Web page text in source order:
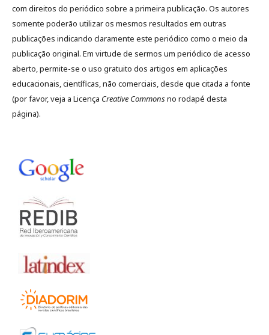
com direitos do periódico sobre a primeira publicação. Os autores
somente poderão utilizar os mesmos resultados em outras
publicações indicando claramente este periódico como o meio da
publicação original. Em virtude de sermos um periódico de acesso
aberto, permite-se o uso gratuito dos artigos em aplicações
educacionais, científicas, não comerciais, desde que citada a fonte
(por favor, veja a Licença Creative Commonsno rodapé desta
página).